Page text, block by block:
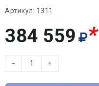
Артикул: 1311
384 559 *
− +